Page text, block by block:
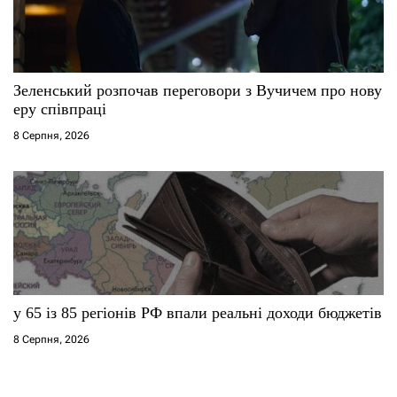
Зеленський розпочав переговори з Вучичем про нову
еру співпраці
8 Серпня, 2026
у 65 із 85 регіонів РФ впали реальні доходи бюджетів
8 Серпня, 2026